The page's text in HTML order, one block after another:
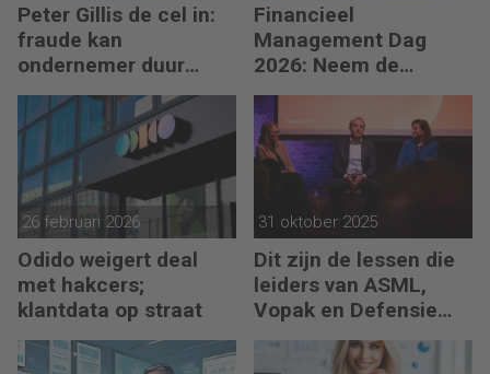
Peter Gillis de cel in:
fraude kan
ondernemer duur
komen te staan
Financieel
Management Dag
2026: Neem de
toekomst in eigen
hand
26 februari 2026
Odido weigert deal
met hakcers;
klantdata op straat
31 oktober 2025
Dit zijn de lessen die
leiders van ASML,
Vopak en Defensie
toepassen in
turbulente tijden